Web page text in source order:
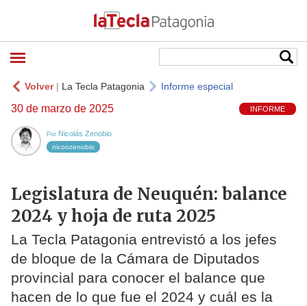
Volver| La Tecla Patagonia Informe especial
30 de marzo de 2025 INFORME
Por Nicolás Zenobio
nicoozenobio
Legislatura de Neuquén: balance
2024 y hoja de ruta 2025
La Tecla Patagonia entrevistó a los jefes
de bloque de la Cámara de Diputados
provincial para conocer el balance que
hacen de lo que fue el 2024 y cuál es la